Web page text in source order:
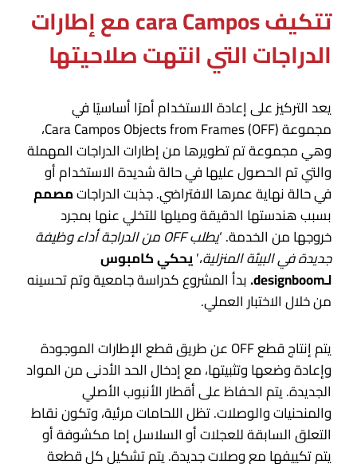
تتكيف cara Campos مع إطارات
الدراجات التي انتهت صلاحيتها
يعد التركيز على إعادة الاستخدام أمرًا أساسيًا في
مجموعة Cara Campos Objects from Frames (OFF)،
وهي مجموعة تم تطويرها من إطارات الدراجات المهملة
والتي تم الحصول عليها في حالة شديدة الاستخدام أو
في حالة نهاية عمرها الافتراضي. جذبت الدراجاتمصمم
بسبب هندستها الدقيقة وميلها للتخلي عنها بمجرد
خروجها من الخدمة. ‘
يطلب OFF من الدراجة أداء وظيفة
جديدة في البيئة المنزلية،’يحكي كامبوس
لـdesignboom.
بدأ المشروع كدراسة جامعية وتم تحسينه
من خلال الاختبار العملي.
يتم إنتاج قطع OFF عن طريق قطع الإطارات الموجودة
وإعادة وضعها وتثبيتها، مع إدخال الحد الأدنى من المواد
الجديدة. يتم الحفاظ على أقطار الأنبوب الأصلي
والمنحنيات والوصلات. تظل اللحامات مرئية، وتكون نقاط
التعلق السابقة للعجلات أو السلاسل إما مكشوفة أو
يتم تكييفها مع وصلات جديدة. يتم تشكيل كل قطعة